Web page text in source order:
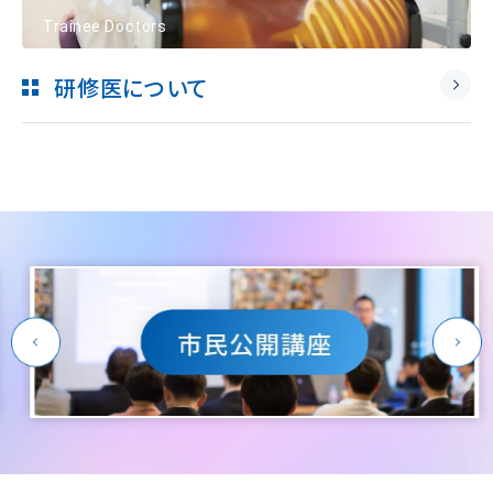
Trainee Doctors
研修医について